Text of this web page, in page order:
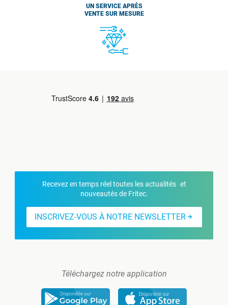
UN SERVICE APRÈS
VENTE SUR MESURE
Recevez en temps réel toutes les actualités et
nouveautés de Fritec.
INSCRIVEZ-VOUS À NOTRE NEWSLETTER
Téléchargez notre application